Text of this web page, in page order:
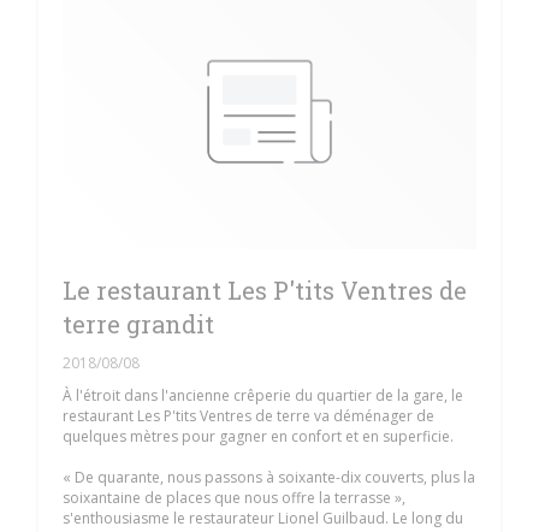
Le restaurant Les P'tits Ventres de
terre grandit
2018/08/08
À l'étroit dans l'ancienne crêperie du quartier de la gare, le
restaurant Les P'tits Ventres de terre va déménager de
quelques mètres pour gagner en confort et en superficie.
« De quarante, nous passons à soixante-dix couverts, plus la
soixantaine de places que nous offre la terrasse »,
s'enthousiasme le restaurateur Lionel Guilbaud. Le long du